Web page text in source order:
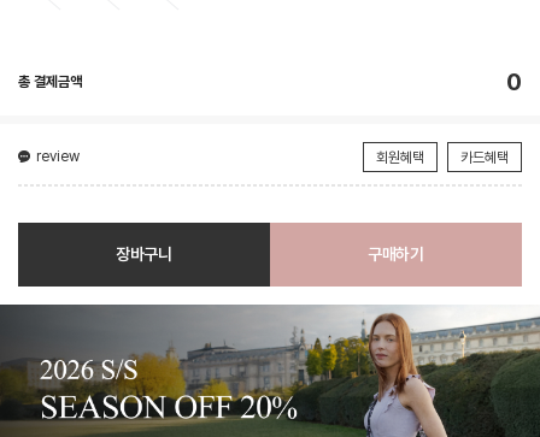
총 결제금액 0
review 회원혜택 카드혜택
장바구니 구매하기